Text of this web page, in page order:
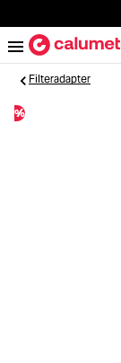
Filteradapter
%